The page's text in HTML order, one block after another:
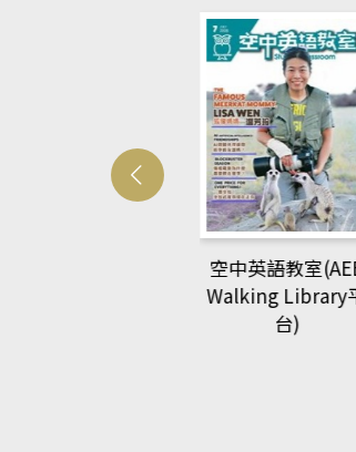
網管人(kono平